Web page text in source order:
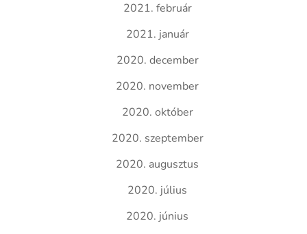
2021. február
2021. január
2020. december
2020. november
2020. október
2020. szeptember
2020. augusztus
2020. július
2020. június